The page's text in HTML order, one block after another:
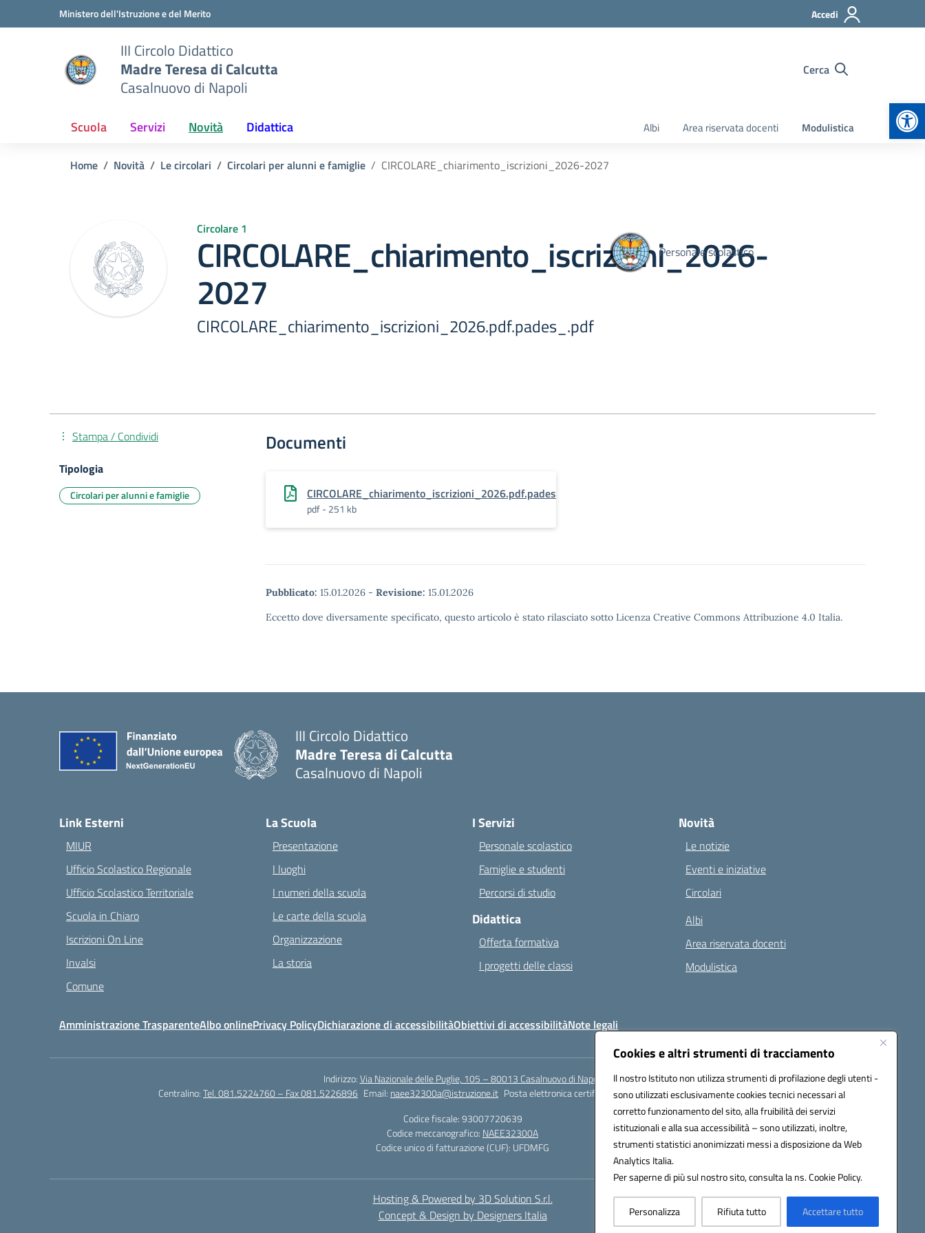
Cookies e altri strumenti di tracciamento
Il nostro Istituto non utilizza strumenti di profilazione degli utenti -
sono utilizzati esclusivamente cookies tecnici necessari al
corretto funzionamento del sito, alla fruibilità dei servizi
istituzionali e alla sua accessibilità – sono utilizzati, inoltre,
strumenti statistici anonimizzati messi a disposizione da Web
Analytics Italia.
Per saperne di più sul nostro sito, consulta la ns. Cookie Policy.
Personalizza Rifiuta tutto Accettare tutto
Vai ai contenuti
Vai al menu di navigazioneMinistero dell'Istruzione e del Merito Accedi
III Circolo Didattico
Madre Teresa di Calcutta
Casalnuovo di Napoli
Cerca
Scuola Servizi Novità Didattica Albi Area riservata docenti Modulistica
Home Novità Le circolari Circolari per alunni e famiglie CIRCOLARE_chiarimento_iscrizioni_2026-2027
Circolare 1
CIRCOLARE_chiarimento_iscrizioni_2026-
2027
CIRCOLARE_chiarimento_iscrizioni_2026.pdf.pades_.pdf
Personale scolastico
Documenti
CIRCOLARE_chiarimento_iscrizioni_2026.pdf.pades
pdf - 251 kb
Pubblicato: 15.01.2026 - Revisione: 15.01.2026
Eccetto dove diversamente specificato, questo articolo è stato rilasciato sotto Licenza Creative Commons Attribuzione 4.0 Italia.
Stampa / Condividi
Tipologia
Circolari per alunni e famiglie
III Circolo Didattico
Madre Teresa di Calcutta
Casalnuovo di Napoli
Link Esterni
MIUR
Ufficio Scolastico Regionale
Ufficio Scolastico Territoriale
Scuola in Chiaro
Iscrizioni On Line
Invalsi
Comune
La Scuola
Presentazione
I luoghi
I numeri della scuola
Le carte della scuola
Organizzazione
La storia
I Servizi
Personale scolastico
Famiglie e studenti
Percorsi di studio
Didattica
Offerta formativa
I progetti delle classi
Novità
Le notizie
Eventi e iniziative
Circolari
Albi
Area riservata docenti
Modulistica
Amministrazione TrasparenteAlbo onlinePrivacy PolicyDichiarazione di accessibilitàObiettivi di accessibilitàNote legali
Indirizzo:Via Nazionale delle Puglie, 105 – 80013 Casalnuovo di Napoli
Centralino:Tel. 081.5224760 – Fax 081.5226896 Email: naee32300a@istruzione.it Posta elettronica certificata (PEC):naee32300a@pec.istruzione.it
Codice fiscale: 93007720639
Codice meccanografico: NAEE32300A
Codice unico di fatturazione (CUF): UFDMFG
Hosting & Powered by 3D Solution S.r.l.
Concept & Design by Designers Italia